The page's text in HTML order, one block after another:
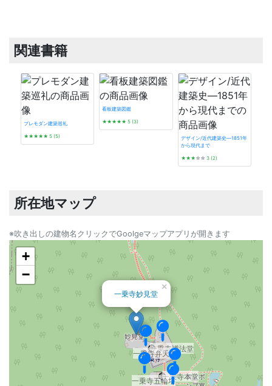
関連書籍
プレモダン建築巡礼
★★★★★ 5 (5)
看板建築図鑑
★★★★★ 5 (3)
デザイン/近代建築史―1851年
から現代まで
★★★☆☆ 3 (2)
所在地マップ
※吹き出しの建物名クリックでGoolgeマップアプリが開きます
一乗寺弁天堂
一乗寺護法堂
一乗寺五輪塔一乗寺本堂
一乗寺妙見堂
×
+
−